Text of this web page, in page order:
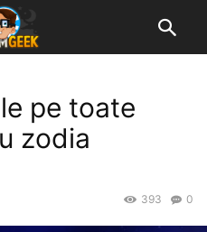
pe toate
zodia
0
393